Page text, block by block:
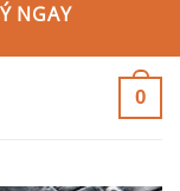
NGAY
0